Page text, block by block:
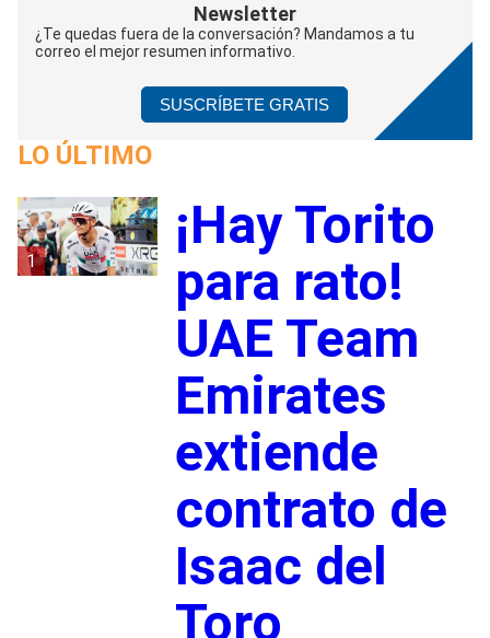
Newsletter
¿Te quedas fuera de la conversación? Mandamos a tu
correo el mejor resumen informativo.
SUSCRÍBETE GRATIS
LO ÚLTIMO
1
¡Hay Torito
para rato!
UAE Team
Emirates
extiende
contrato de
Isaac del
Toro